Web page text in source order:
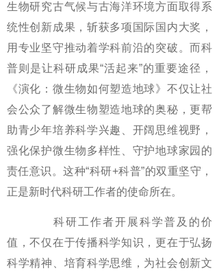
生物研究古气候与古海洋环境方面取得系
统性创新成果，斩获多项国际国内大奖，
用专业坚守推动着学科前沿的突破。而科
普则是让科研成果“活起来”的重要途径，
《演化：微生物如何塑造地球》不仅让社
会公众了解微生物塑造地球的奥秘，更帮
助青少年培养科学兴趣、开阔思维视野，
强化保护微生物多样性、守护地球家园的
责任意识。这种“科研+科普”的双重坚守，
正是新时代科研工作者的使命所在。
科研工作者开展科学普及的价
值，不仅在于传播科学知识，更在于弘扬
科学精神、培育科学思维，为社会创新文